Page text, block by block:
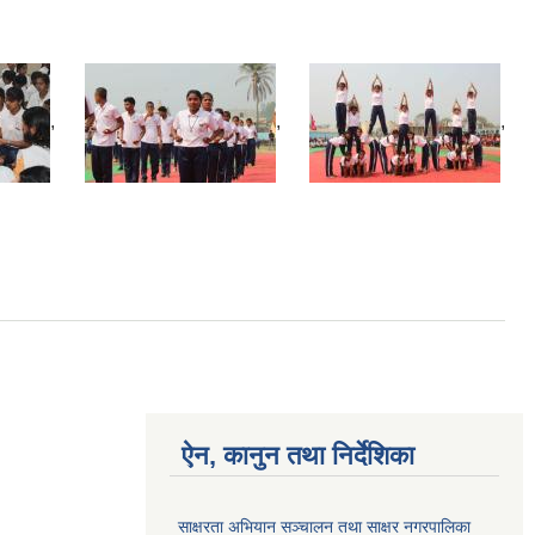
, , ,
ऐन, कानुन तथा निर्देशिका
साक्षरता अभियान सञ्चालन तथा साक्षर नगरपालिका